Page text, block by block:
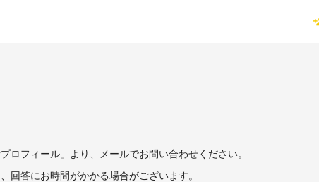
ロフィール」より、メールでお問い合わせください。
回答にお時間がかかる場合がございます。